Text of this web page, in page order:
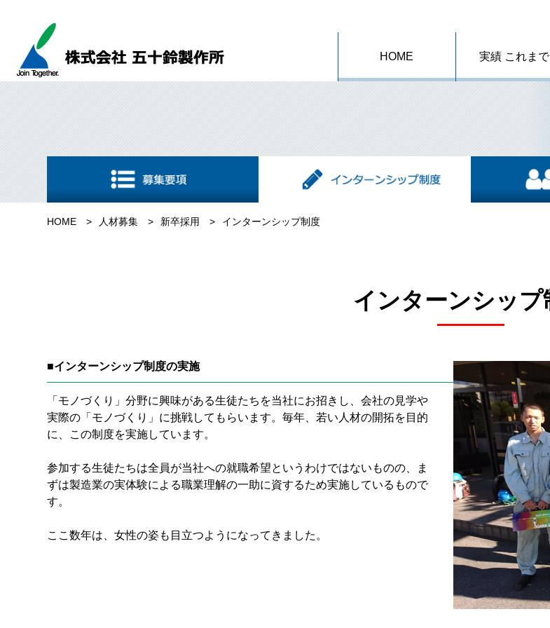
HOME 実績 これまで
HOME 人材募集 新卒採用 インターンシップ制度
インターンシップ
■インターンシップ制度の実施
「モノづくり」分野に興味がある生徒たちを当社にお招きし、会社の見学や
実際の「モノづくり」に挑戦してもらいます。毎年、若い人材の開拓を目的
に、この制度を実施しています。
参加する生徒たちは全員が当社への就職希望というわけではないものの、ま
ずは製造業の実体験による職業理解の一助に資するため実施しているもので
す。
ここ数年は、女性の姿も目立つようになってきました。